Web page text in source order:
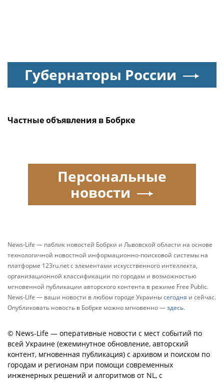
Губернаторы России
Частные объявления в Бобрке
Персональные
новости
News-Life — паблик новостей Бобрки и Львовской области на основе
технологичной новостной информационно-поисковой системы на
платформе 123ru.net с элементами искусственного интеллекта,
организационной классификации по городам и возможностью
мгновенной публикации авторского контента в режиме Free Public.
News-Life — ваши новости в любом городе Украинысегодня и сейчас.
Опубликовать новость в Бобрке можно мгновенно —здесь.
© News-Life — оперативные новости с мест событий по
всей Украине (ежеминутное обновление, авторский
контент, мгновенная публикация) с архивом и поиском по
городам и регионам при помощи современных
инженерных решений и алгоритмов от NL, с